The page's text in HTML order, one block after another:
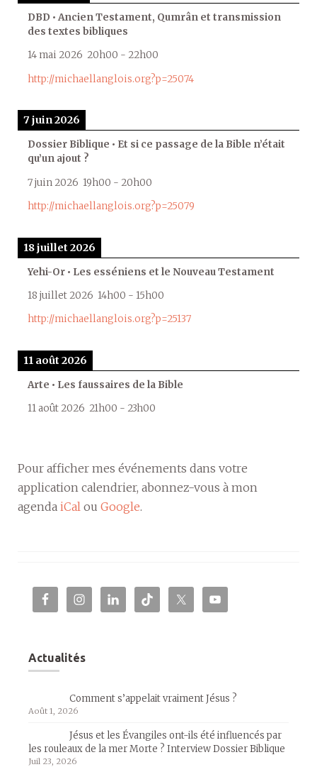
DBD • Ancien Testament, Qumrân et transmission
des textes bibliques
14 mai 2026 20h00 - 22h00
http://michaellanglois.org?p=25074
7 juin 2026
Dossier Biblique • Et si ce passage de la Bible n’était
qu’un ajout ?
7 juin 2026 19h00 - 20h00
http://michaellanglois.org?p=25079
18 juillet 2026
Yehi-Or • Les esséniens et le Nouveau Testament
18 juillet 2026 14h00 - 15h00
http://michaellanglois.org?p=25137
11 août 2026
Arte • Les faussaires de la Bible
11 août 2026 21h00 - 23h00
Pour afficher mes événements dans votre
application calendrier, abonnez-vous à mon
agenda iCal ou Google.
Actualités
Comment s’appelait vraiment Jésus ?
Août 1, 2026
Jésus et les Évangiles ont-ils été influencés par
les rouleaux de la mer Morte ? Interview Dossier Biblique
Juil 23, 2026